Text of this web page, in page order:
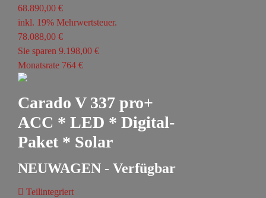
68.890,00 €
inkl. 19% Mehrwertsteuer.
78.088,00 €
Sie sparen 9.198,00 €
Monatsrate 764 €
Carado V 337 pro+
ACC * LED * Digital-
Paket * Solar
NEUWAGEN - Verfügbar
Teilintegriert